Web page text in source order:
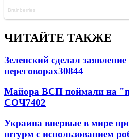
ЧИТАЙТЕ ТАКЖЕ
Зеленский сделал
переговорах30844
Майора ВСП поймали на
СОЧ7402
Украина впервые в мире
штурм с использованием